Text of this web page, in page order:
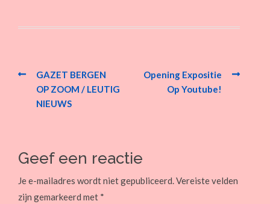
navigation
GAZET BERGEN
OP ZOOM / LEUTIG
NIEUWS
Opening Expositie
Op Youtube!
Geef een reactie
Je e-mailadres wordt niet gepubliceerd.Vereiste velden
zijn gemarkeerd met *